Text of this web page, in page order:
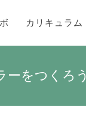
カリキュラム
ーをつくろう